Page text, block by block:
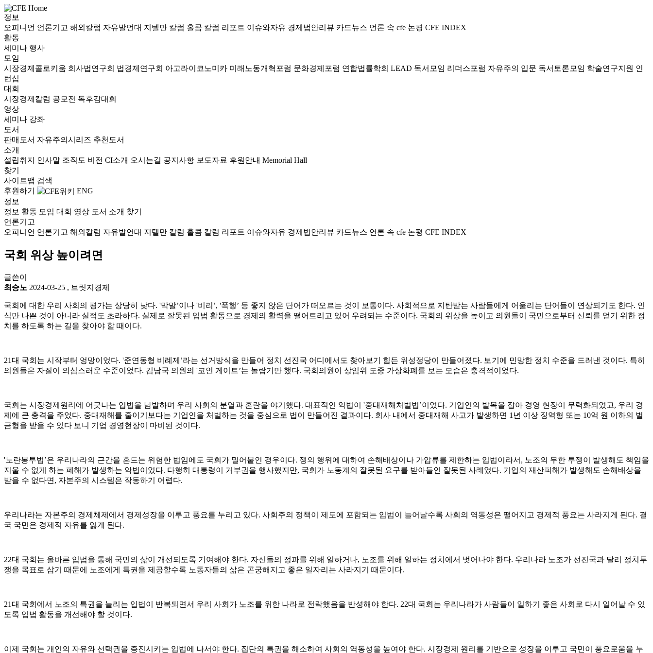
정보
오피니언 언론기고 해외칼럼 자유발언대 지텔만 칼럼 홀콤 칼럼 리포트 이슈와자유 경제법안리뷰 카드뉴스 언론 속 cfe 논평 CFE INDEX
활동
세미나 행사
모임
시장경제콜로키움 회사법연구회 법경제연구회 아고라이코노미카 미래노동개혁포럼 문화경제포럼 연합법률학회 LEAD 독서모임 리더스포럼 자유주의 입문 독서토론모임 학술연구지원 인
턴십
대회
시장경제칼럼 공모전 독후감대회
영상
세미나 강좌
도서
판매도서 자유주의시리즈 추천도서
소개
설립취지 인사말 조직도 비전 CI소개 오시는길 공지사항 보도자료 후원안내 Memorial Hall
찾기
사이트맵 검색
후원하기
ENG
정보
정보 활동 모임 대회 영상 도서 소개 찾기
언론기고
오피니언 언론기고 해외칼럼 자유발언대 지텔만 칼럼 홀콤 칼럼 리포트 이슈와자유 경제법안리뷰 카드뉴스 언론 속 cfe 논평 CFE INDEX
국회 위상 높이려면
글쓴이
최승노 2024-03-25 , 브릿지경제
국회에 대한 우리 사회의 평가는 상당히 낮다. '막말’이나 '비리’, '폭행’ 등 좋지 않은 단어가 떠오르는 것이 보통이다. 사회적으로 지탄받는 사람들에게 어울리는 단어들이 연상되기도 한다. 인
식만 나쁜 것이 아니라 실적도 초라하다. 실제로 잘못된 입법 활동으로 경제의 활력을 떨어트리고 있어 우려되는 수준이다. 국회의 위상을 높이고 의원들이 국민으로부터 신뢰를 얻기 위한 정
치를 하도록 하는 길을 찾아야 할 때이다.
21대 국회는 시작부터 엉망이었다. '준연동형 비례제’라는 선거방식을 만들어 정치 선진국 어디에서도 찾아보기 힘든 위성정당이 만들어졌다. 보기에 민망한 정치 수준을 드러낸 것이다. 특히
의원들은 자질이 의심스러운 수준이었다. 김남국 의원의 '코인 게이트’는 놀랍기만 했다. 국회의원이 상임위 도중 가상화폐를 보는 모습은 충격적이었다.
국회는 시장경제원리에 어긋나는 입법을 남발하며 우리 사회의 분열과 혼란을 야기했다. 대표적인 악법이 '중대재해처벌법’이었다. 기업인의 발목을 잡아 경영 현장이 무력화되었고, 우리 경
제에 큰 충격을 주었다. 중대재해를 줄이기보다는 기업인을 처벌하는 것을 중심으로 법이 만들어진 결과이다. 회사 내에서 중대재해 사고가 발생하면 1년 이상 징역형 또는 10억 원 이하의 벌
금형을 받을 수 있다 보니 기업 경영현장이 마비된 것이다.
'노란봉투법’은 우리나라의 근간을 흔드는 위험한 법임에도 국회가 밀어붙인 경우이다. 쟁의 행위에 대하여 손해배상이나 가압류를 제한하는 입법이라서, 노조의 무한 투쟁이 발생해도 책임을
지울 수 없게 하는 폐해가 발생하는 악법이었다. 다행히 대통령이 거부권을 행사했지만, 국회가 노동계의 잘못된 요구를 받아들인 잘못된 사례였다. 기업의 재산피해가 발생해도 손해배상을
받을 수 없다면, 자본주의 시스템은 작동하기 어렵다.
우리나라는 자본주의 경제체제에서 경제성장을 이루고 풍요를 누리고 있다. 사회주의 정책이 제도에 포함되는 입법이 늘어날수록 사회의 역동성은 떨어지고 경제적 풍요는 사라지게 된다. 결
국 국민은 경제적 자유를 잃게 된다.
22대 국회는 올바른 입법을 통해 국민의 삶이 개선되도록 기여해야 한다. 자신들의 정파를 위해 일하거나, 노조를 위해 일하는 정치에서 벗어나야 한다. 우리나라 노조가 선진국과 달리 정치투
쟁을 목표로 삼기 때문에 노조에게 특권을 제공할수록 노동자들의 삶은 곤궁해지고 좋은 일자리는 사라지기 때문이다.
21대 국회에서 노조의 특권을 늘리는 입법이 반복되면서 우리 사회가 노조를 위한 나라로 전락했음을 반성해야 한다. 22대 국회는 우리나라가 사람들이 일하기 좋은 사회로 다시 일어날 수 있
도록 입법 활동을 개선해야 할 것이다.
이제 국회는 개인의 자유와 선택권을 증진시키는 입법에 나서야 한다. 집단의 특권을 해소하여 사회의 역동성을 높여야 한다. 시장경제 원리를 기반으로 성장을 이루고 국민이 풍요로움을 누